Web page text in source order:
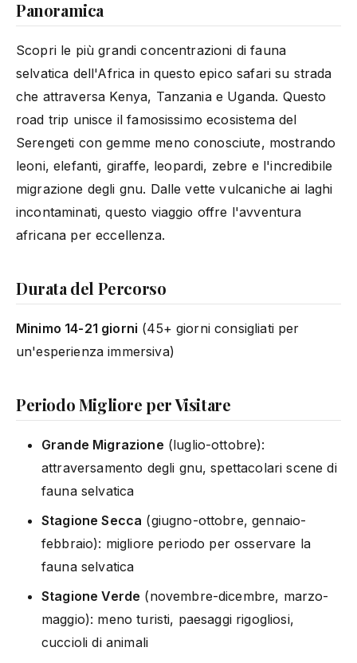
Panoramica
Scopri le più grandi concentrazioni di fauna
selvatica dell'Africa in questo epico safari su strada
che attraversa Kenya, Tanzania e Uganda. Questo
road trip unisce il famosissimo ecosistema del
Serengeti con gemme meno conosciute, mostrando
leoni, elefanti, giraffe, leopardi, zebre e l'incredibile
migrazione degli gnu. Dalle vette vulcaniche ai laghi
incontaminati, questo viaggio offre l'avventura
africana per eccellenza.
Durata del Percorso
Minimo 14-21 giorni (45+ giorni consigliati per
un'esperienza immersiva)
Periodo Migliore per Visitare
Grande Migrazione (luglio-ottobre):
attraversamento degli gnu, spettacolari scene di
fauna selvatica
Stagione Secca (giugno-ottobre, gennaio-
febbraio): migliore periodo per osservare la
fauna selvatica
Stagione Verde (novembre-dicembre, marzo-
maggio): meno turisti, paesaggi rigogliosi,
cuccioli di animali